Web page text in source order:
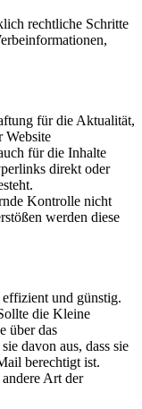
rechtliche Schritte
für die Aktualität,
Website
für die Inhalte
direkt oder
Kontrolle nicht
werden diese
und günstig.
die Kleine
über das
davon aus, dass sie
berechtigt ist.
Art der